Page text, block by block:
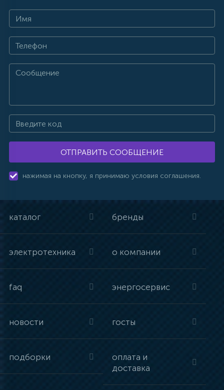
ОТПРАВИТЬ СООБЩЕНИЕ
нажимая на кнопку, я принимаю условия соглашения.
каталог бренды
электротехника о компании
faq энергосервис
новости госты
подборки
оплата и
доставка